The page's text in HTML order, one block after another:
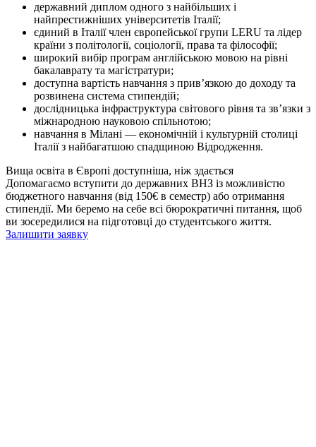
державний диплом одного з найбільших і
найпрестижніших університетів Італії;
єдиний в Італії член європейської групи LERU та лідер
країни з політології, соціології, права та філософії;
широкий вибір програм англійською мовою на рівні
бакалаврату та магістратури;
доступна вартість навчання з прив’язкою до доходу та
розвинена система стипендій;
дослідницька інфраструктура світового рівня та зв’язки з
міжнародною науковою спільнотою;
навчання в Мілані — економічній і культурній столиці
Італії з найбагатшою спадщиною Відродження.
Вища освіта в Європі доступніша, ніж здається
Допомагаємо вступити до державних ВНЗ із можливістю
бюджетного навчання (від 150€ в семестр) або отримання
стипендії. Ми беремо на себе всі бюрократичні питання, щоб
ви зосередилися на підготовці до студентського життя.
Залишити заявку